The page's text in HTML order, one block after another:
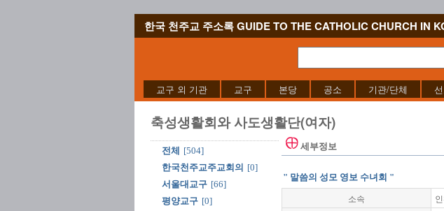
한국 천주교 주소록 GUIDE TO THE CATHOLIC CHURCH IN
교구 외 기관 교구 본당 공소 기관/단체
축성생활회와 사도생활단(여자)
전체
[504]
한국천주교주교회의 [0]
서울대교구 [66]
평양교구 [0]
세부정보
" 말씀의 성모 영보 수녀회 "
소속